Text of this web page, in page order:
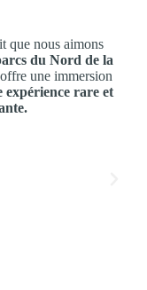
que nous aimons
du Nord de la
une immersion
expérience rare et